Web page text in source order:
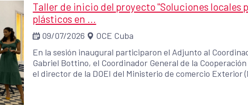
Taller de inicio del proyecto "Soluciones locales
plásticos en ...
09/07/2026
OCE Cuba
En la sesión inaugural participaron el Adjunto al
Gabriel Bottino, el Coordinador General de la
el director de la DOEI del Ministerio de comercio Exterior